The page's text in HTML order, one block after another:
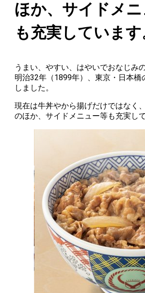
ほか、サイドメ
も充実しています
うまい、やすい、はやいでおなじみ
明治32年（1899年）、東京・日本橋
しました。
現在は牛丼やから揚げだけではなく
のほか、サイドメニュー等も充実して